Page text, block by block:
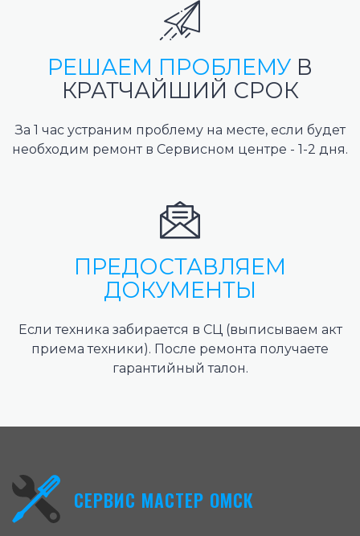
РЕШАЕМ ПРОБЛЕМУ В
КРАТЧАЙШИЙ СРОК
За 1 час устраним проблему на месте, если будет
необходим ремонт в Сервисном центре - 1-2 дня.
ПРЕДОСТАВЛЯЕМ
ДОКУМЕНТЫ
Если техника забирается в СЦ (выписываем акт
приема техники). После ремонта получаете
гарантийный талон.
СЕРВИС МАСТЕР ОМСК